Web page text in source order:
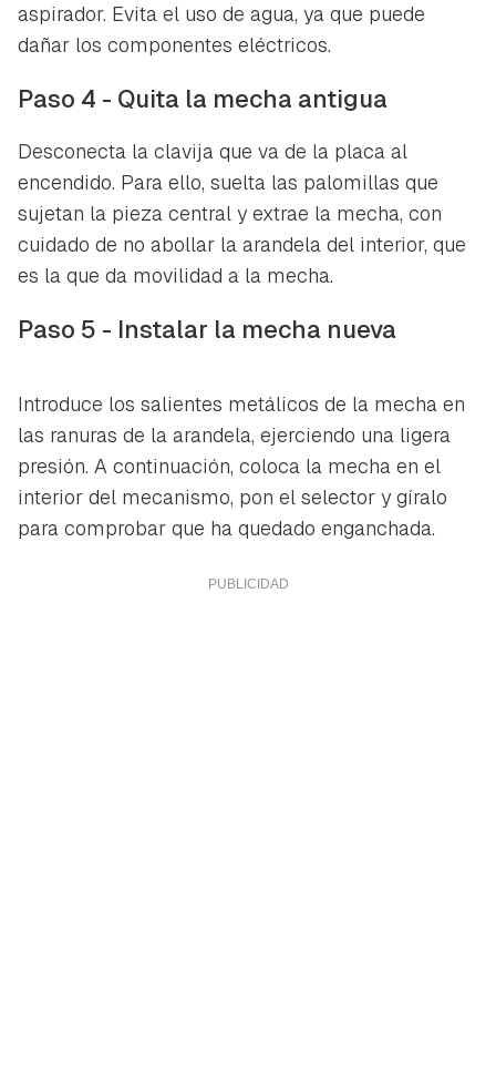
Guardar como favorito
Para poder guardar como favorito, primero has de
INICIAR SESIÓN CANCELAR
aspirador. Evita el uso de agua, ya que puede
dañar los componentes eléctricos.
Paso 4 - Quita la mecha antigua
Desconecta la clavija que va de la placa al
encendido. Para ello, suelta las palomillas que
sujetan la pieza central y extrae la mecha, con
cuidado de no abollar la arandela del interior, que
es la que da movilidad a la mecha.
Paso 5 - Instalar la mecha nueva
Introduce los salientes metálicos de la mecha en
las ranuras de la arandela, ejerciendo una ligera
presión. A continuación, coloca la mecha en el
interior del mecanismo, pon el selector y gíralo
para comprobar que ha quedado enganchada.
ACEPTAR